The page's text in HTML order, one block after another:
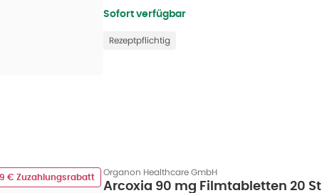
Sofort verfügbar
Rezeptpflichtig
€ Zuzahlungsrabatt Organon Healthcare GmbH
Arcoxia 90 mg Filmtabletten 20 St